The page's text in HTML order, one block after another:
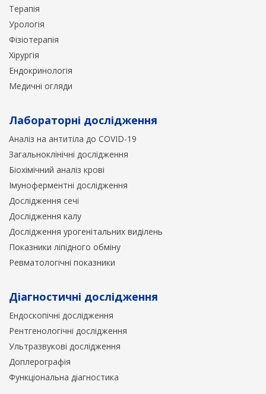
Терапія
Урологія
Фізіотерапія
Хірургія
Ендокринологія
Медичні огляди
Лабораторні дослідження
Аналіз на антитіла до COVID-19
Загальноклінічні дослідження
Біохімічний аналіз крові
Імуноферментні дослідження
Дослідження сечі
Дослідження калу
Дослідження урогенітальних виділень
Показники ліпідного обміну
Ревматологічні показники
Діагностичні дослідження
Ендоскопічні дослідження
Рентгенологічні дослідження
Ультразвукові дослідження
Доплерографія
Функціональна діагностика